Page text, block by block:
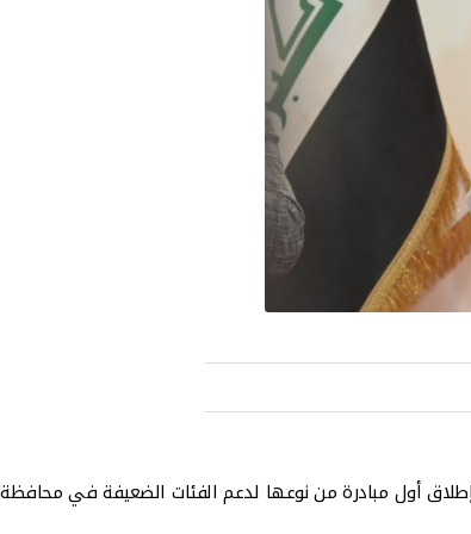
إطلاق أول مبادرة من نوعها لدعم الفئات الضعيفة في محافظة